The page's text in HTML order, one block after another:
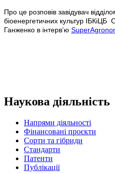
Про це розповів завідувач
біоенергетичних культур
Ганженко в інтерв’ю
Наукова діяльність
Напрями діяльності
Фінансовані проєкти
Сорти та гібриди
Стандарти
Патенти
Публікації